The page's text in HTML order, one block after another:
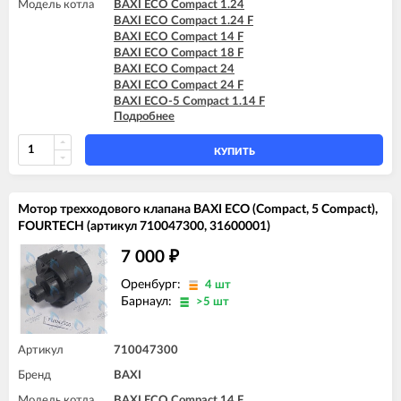
BAXI FOURTECH 24 (CSR)
BAXI FOURTECH 24 F (CSB)
BAXI FOURTECH 24 F (CSR)
Модель котла
BAXI ECO Compact 1.24
BAXI ECO Compact 1.24 F
BAXI ECO Compact 14 F
BAXI ECO Compact 18 F
BAXI ECO Compact 24
BAXI ECO Compact 24 F
BAXI ECO-5 Compact 1.14 F
BAXI ECO-5 Compact 1.24
BAXI ECO-5 Compact 14 F
BAXI ECO-5 Compact 18 F
BAXI ECO-5 Compact 24
Подробнее
КУПИТЬ
Мотор трехходового клапана BAXI ECO (Compact, 5 Compact),
FOURTECH (артикул 710047300, 31600001)
7 000 ₽
Оренбург: 4 шт
Барнаул: >5 шт
Артикул 710047300
Бренд BAXI